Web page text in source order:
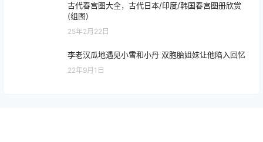
古代春宫图大全，古代日本/印度/韩国春宫图册欣赏
(组图)
25年2月22日
李老汉瓜地遇见小雪和小丹 双胞胎姐妹让他陷入回忆
22年9月1日